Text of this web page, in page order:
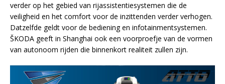
verder op het gebied van rijassistentiesystemen die de
veiligheid en het comfort voor de inzittenden verder verhogen.
Datzelfde geldt voor de bediening en infotainmentsystemen.
ŠKODA geeft in Shanghai ook een voorproefje van de vormen
van autonoom rijden die binnenkort realiteit zullen zijn. ​